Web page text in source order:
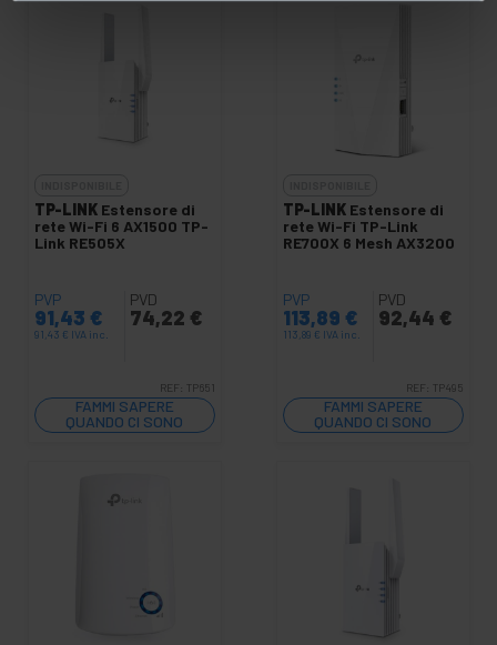
TP-LINK Estensore di
rete Wi-Fi 6 AX1500 TP-
Link RE505X
PVP
91,43 €
91,43 € IVA inc.
PVD
74,22 €
REF: TP651
FAMMI SAPERE
QUANDO CI SONO
SCORTE
TP-LINK Estensore di
rete Wi-Fi TP-Link
RE700X 6 Mesh AX3200
PVP
113,89 €
113,89 € IVA inc.
PVD
92,44 €
REF: TP495
FAMMI SAPERE
QUANDO CI SONO
SCORTE